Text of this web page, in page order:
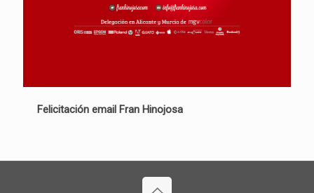
Felicitación email Fran Hinojosa